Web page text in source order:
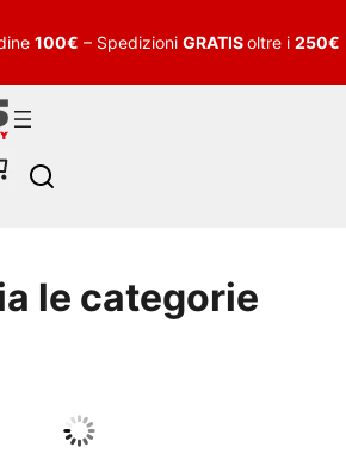
100€ – Spedizioni GRATISoltre i 250€
h
le categorie
Guarda tutto